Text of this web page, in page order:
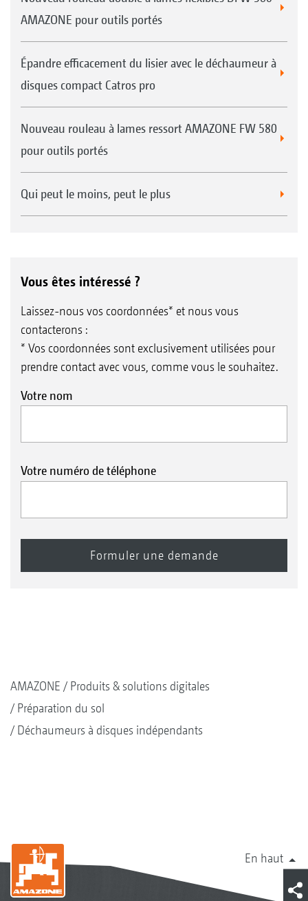
AMAZONE pour outils portés
Épandre efficacement du lisier avec le déchaumeur à
disques compact Catros pro
Nouveau rouleau à lames ressort AMAZONE FW 580
pour outils portés
Qui peut le moins, peut le plus
Vous êtes intéressé ?
Laissez-nous vos coordonnées* et nous vous
contacterons :
* Vos coordonnées sont exclusivement utilisées pour
prendre contact avec vous, comme vous le souhaitez.
Votre nom
Votre numéro de téléphone
AMAZONE
Produits & solutions digitales
Préparation du sol
Déchaumeurs à disques indépendants
En haut